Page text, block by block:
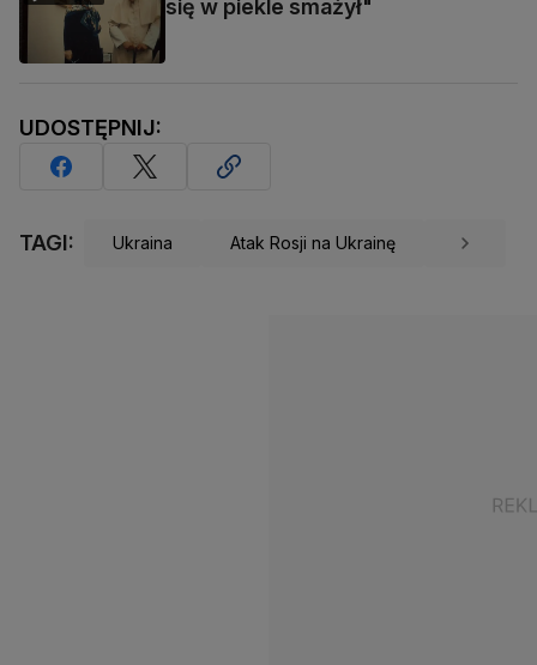
się w piekle smażył"
UDOSTĘPNIJ:
TAGI: Ukraina Atak Rosji na Ukrainę